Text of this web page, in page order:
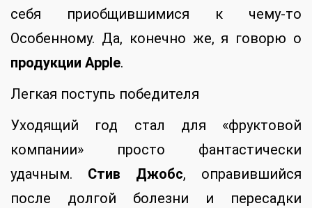
себя приобщившимися к чему-то
Особенному. Да, конечно же, я говорю о
продукции Apple.
Легкая поступь победителя
Уходящий год стал для «фруктовой
компании» просто фантастически
удачным. Стив Джобс, оправившийся
после долгой болезни и пересадки